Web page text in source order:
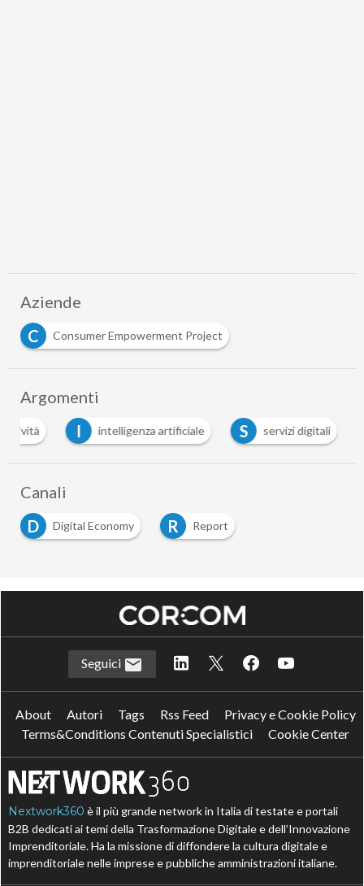
Aziende
C
Consumer Empowerment Project
Argomenti
I intelligenza artificiale S servizi digitali
Canali
D
Digital Economy R Report
Seguici
About Autori Tags Rss Feed
Privacy e Cookie Policy
Terms&Conditions Contenuti Specialistici
Cookie Center
Nextwork360 è il più grande network in Italia di testate e portali
B2B dedicati ai temi della Trasformazione Digitale e dell’Innovazione
Imprenditoriale. Ha la missione di diffondere la cultura digitale e
imprenditoriale nelle imprese e pubbliche amministrazioni italiane.